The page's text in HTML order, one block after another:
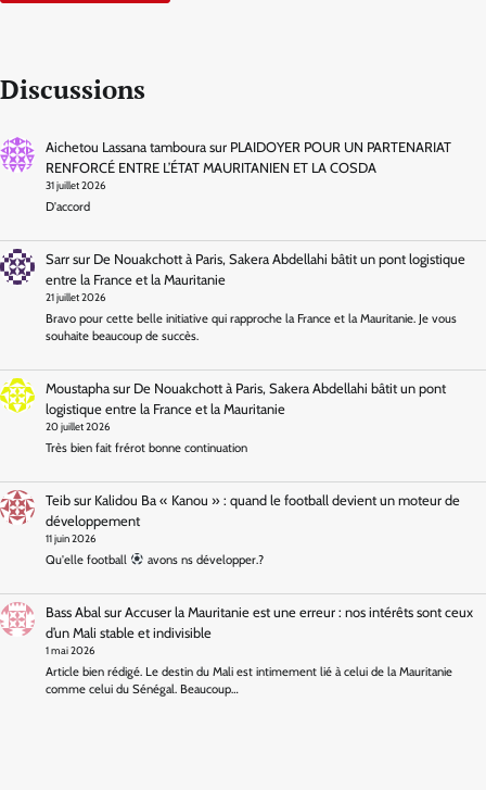
Discussions
Aichetou Lassana tambourasur PLAIDOYER POUR UN PARTENARIAT
RENFORCÉ ENTRE L’ÉTAT MAURITANIEN ET LA COSDA
31 juillet 2026
D'accord
Sarrsur De Nouakchott à Paris, Sakera Abdellahi bâtit un pont logistique
entre la France et la Mauritanie
21 juillet 2026
Bravo pour cette belle initiative qui rapproche la France et la Mauritanie. Je vous
souhaite beaucoup de succès.
Moustaphasur De Nouakchott à Paris, Sakera Abdellahi bâtit un pont
logistique entre la France et la Mauritanie
20 juillet 2026
Très bien fait frérot bonne continuation
Teibsur Kalidou Ba « Kanou » : quand le football devient un moteur de
développement
11 juin 2026
Qu'elle football avons ns développer.?
Bass Abal sur Accuser la Mauritanie est une erreur : nos intérêts sont ceux
d’un Mali stable et indivisible
1 mai 2026
Article bien rédigé. Le destin du Mali est intimement lié à celui de la Mauritanie
comme celui du Sénégal. Beaucoup…